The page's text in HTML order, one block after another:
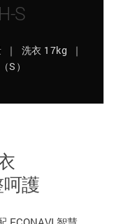
S
｜ 洗衣 17kg ｜
S）
護